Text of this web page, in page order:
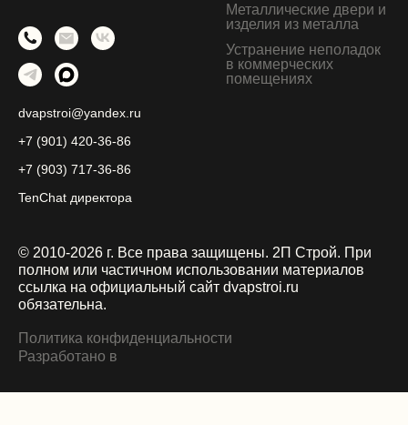
Металлические двери и
изделия из металла
Устранение неполадок
в коммерческих
помещениях
dvapstroi@yandex.ru
+7 (901) 420-36-86
+7 (903) 717-36-86
TenChat директора
© 2010-2026 г. Все права защищены. 2П Строй. При
полном или частичном использовании материалов
ссылка на официальный сайт dvapstroi.ru
обязательна.
Политика конфиденциальности
Разработано в